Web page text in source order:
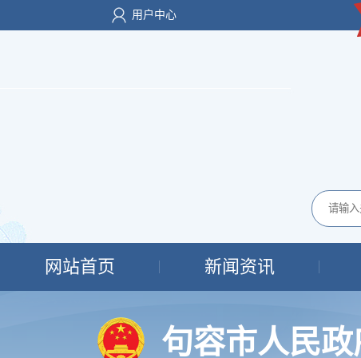
用户中心
网站首页 新闻资讯
句容市人民政